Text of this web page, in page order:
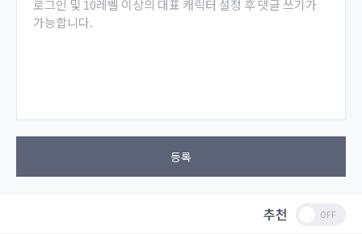
로그인 및 10레벨 이상의 대표 캐릭터 설정 후 댓글 쓰기가
가능합니다.
등록
추천